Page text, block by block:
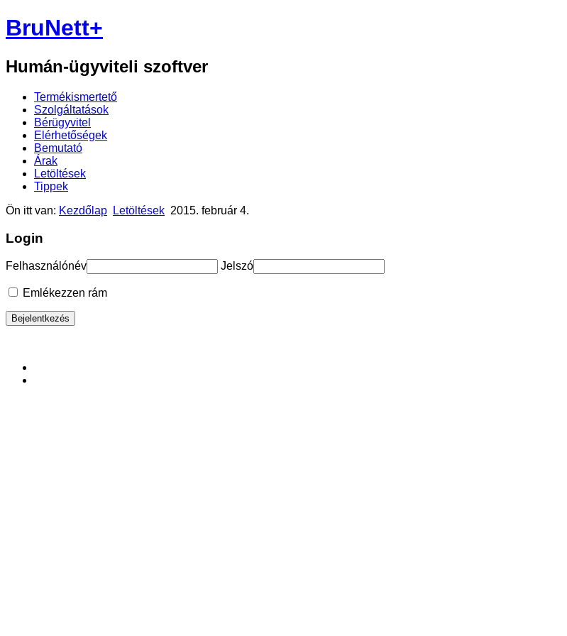
BruNett+
Humán-ügyviteli szoftver
Termékismertető
Szolgáltatások
Bérügyvitel
Elérhetőségek
Bemutató
Árak
Letöltések
Tippek
Ön itt van: Kezdőlap Letöltések 2015. február 4.
Login
Felhasználónév Jelszó
Emlékezzen rám